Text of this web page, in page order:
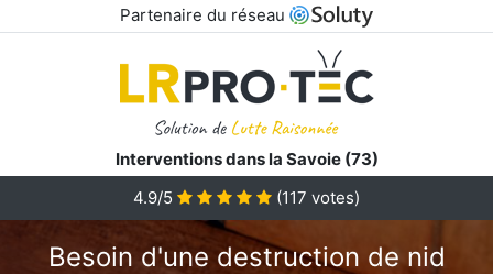
Partenaire du réseau
Interventions dans la Savoie (73)
4.9/5 (117 votes)
Besoin d'une destruction de nid